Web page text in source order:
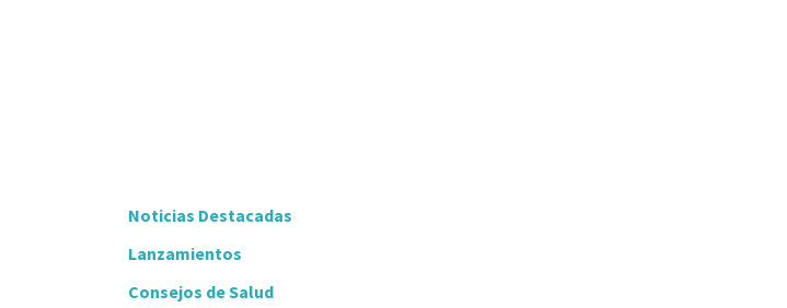
Noticias Destacadas
Lanzamientos
Consejos de Salud